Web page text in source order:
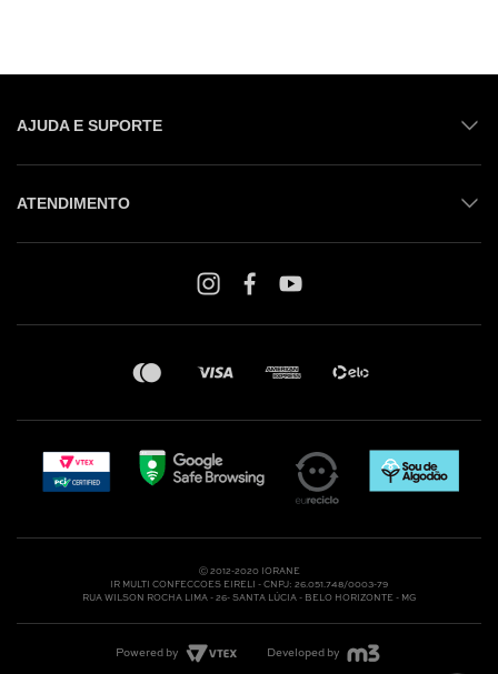
AJUDA E SUPORTE
ATENDIMENTO
Whatsapp: (31) 97219-6604
Nossas Lojas
Ⓒ 2012-2020 IORANE
IR MULTI CONFECCOES EIRELI - CNPJ: 26.051.748/0003-79
RUA WILSON ROCHA LIMA - 26- SANTA LÚCIA - BELO HORIZONTE - MG
Powered by Developed by